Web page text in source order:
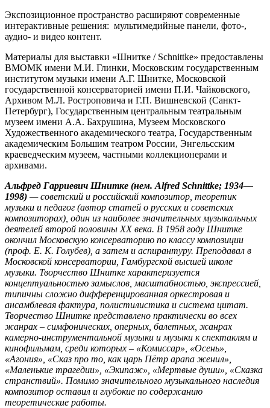
Экспозиционное пространство расширяют современные
интерактивные решения: мультимедийные панели, фото-,
аудио- и видео контент.
Материалы для выставки «Шнитке / Schnittke» предоставлены
ВМОМК имени М.И. Глинки, Московским государственным
институтом музыки имени А.Г. Шнитке, Московской
государственной консерваторией имени П.И. Чайковского,
Архивом М.Л. Ростроповича и Г.П. Вишневской (Санкт-
Петербург), Государственным центральным театральным
музеем имени А.А. Бахрушина, Музеем Московского
Художественного академического театра, Государственным
академическим Большим театром России, Энгельсским
краеведческим музеем, частными коллекционерами и
архивами.
Альфред Гарриевич Шнитке (нем. Alfred Schnittke; 1934—
1998) — советский и российский композитор, теоретик
музыки и педагог (автор статей о русских и советских
композиторах), один из наиболее значительных музыкальных
деятелей второй половины XX века. В 1958 году Шнитке
окончил Московскую консерваторию по классу композиции
(проф. Е. К. Голубев), а затем и аспирантуру. Преподавал в
Московской консерватории, Гамбургской высшей школе
музыки. Творчество Шнитке характеризуется
концептуальностью замыслов, масштабностью, экспрессией,
типичны сложно дифференцированная оркестровая и
ансамблевая фактура, полистилистика и система цитат.
Творчество Шнитке представлено практически во всех
жанрах – симфонических, оперных, балетных, жанрах
камерно-инструментальной музыки и музыки к спектаклям и
кинофильмам, среди которых – «Комиссар», «Осень»,
«Агония», «Сказ про то, как царь Пётр арапа женил»,
«Маленькие трагедии», «Экипаж», «Мертвые души», «Сказка
странствий». Помимо значительного музыкального наследия
композитор оставил и глубокие по содержанию
теоретические работы.